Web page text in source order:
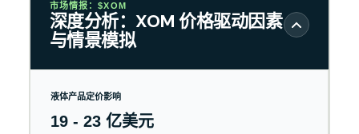
市场情报：$XOM
深度分析：XOM 价格驱动因素
与情景模拟
液体产品定价影响
19 - 23 亿美元